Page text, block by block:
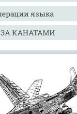
языка
КАНАТАМИ